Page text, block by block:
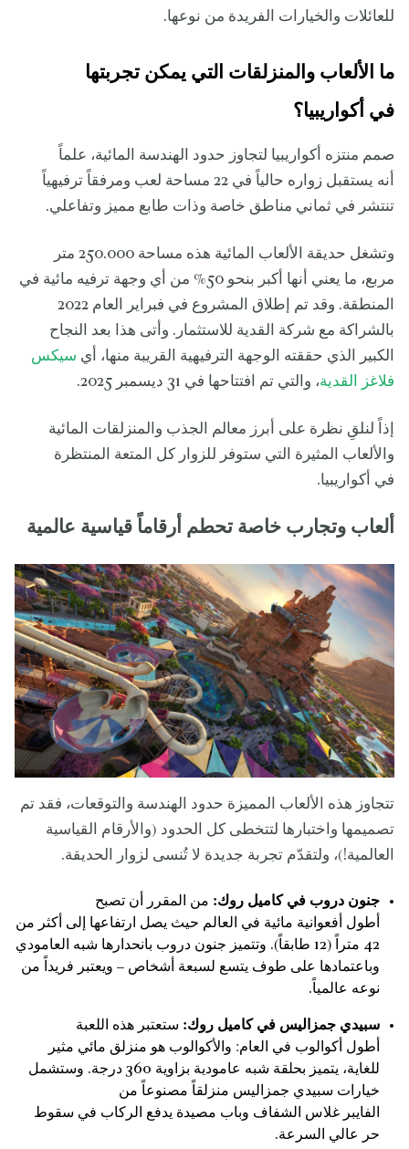
للعائلات والخيارات الفريدة من نوعها.
ما الألعاب والمنزلقات التي يمكن تجربتها
في أكواريبيا؟
صمم منتزه أكواريبيا لتجاوز حدود الهندسة المائية، علماً
أنه يستقبل زواره حالياً في 22 مساحة لعب ومرفقاً ترفيهياً
تنتشر في ثماني مناطق خاصة وذات طابع مميز وتفاعلي.
وتشغل حديقة الألعاب المائية هذه مساحة 250.000 متر
مربع، ما يعني أنها أكبر بنحو 50% من أي وجهة ترفيه مائية في
المنطقة. وقد تم إطلاق المشروع في فبراير العام 2022
بالشراكة مع شركة القدية للاستثمار. وأتى هذا بعد النجاح
الكبير الذي حققته الوجهة الترفيهية القريبة منها، أي سيكس
فلاغز القدية، والتي تم افتتاحها في 31 ديسمبر 2025.
إذاً لنلقِ نظرة على أبرز معالم الجذب والمنزلقات المائية
والألعاب المثيرة التي ستوفر للزوار كل المتعة المنتظرة
في أكواريبيا.
ألعاب وتجارب خاصة تحطم أرقاماً قياسية عالمية
تتجاوز هذه الألعاب المميزة حدود الهندسة والتوقعات، فقد تم
تصميمها واختبارها لتتخطى كل الحدود (والأرقام القياسية
العالمية!)، ولتقدّم تجربة جديدة لا تُنسى لزوار الحديقة.
جنون دروب في كاميل روك: من المقرر أن تصبح
أطول أفعوانية مائية في العالم حيث يصل ارتفاعها إلى أكثر من
42 متراً (12 طابقاً). وتتميز جنون دروب بانحدارها شبه العامودي
وباعتمادها على طوف يتسع لسبعة أشخاص – ويعتبر فريداً من
نوعه عالمياً.
سبيدي جمزاليس في كاميل روك: ستعتبر هذه اللعبة
أطول أكوالوب في العام: والأكوالوب هو منزلق مائي مثير
للغاية، يتميز بحلقة شبه عامودية بزاوية 360 درجة. وستشمل
خيارات سبيدي جمزاليس منزلقاً مصنوعاً من
الفايبر غلاس الشفاف وباب مصيدة يدفع الركاب في سقوط
حر عالي السرعة.